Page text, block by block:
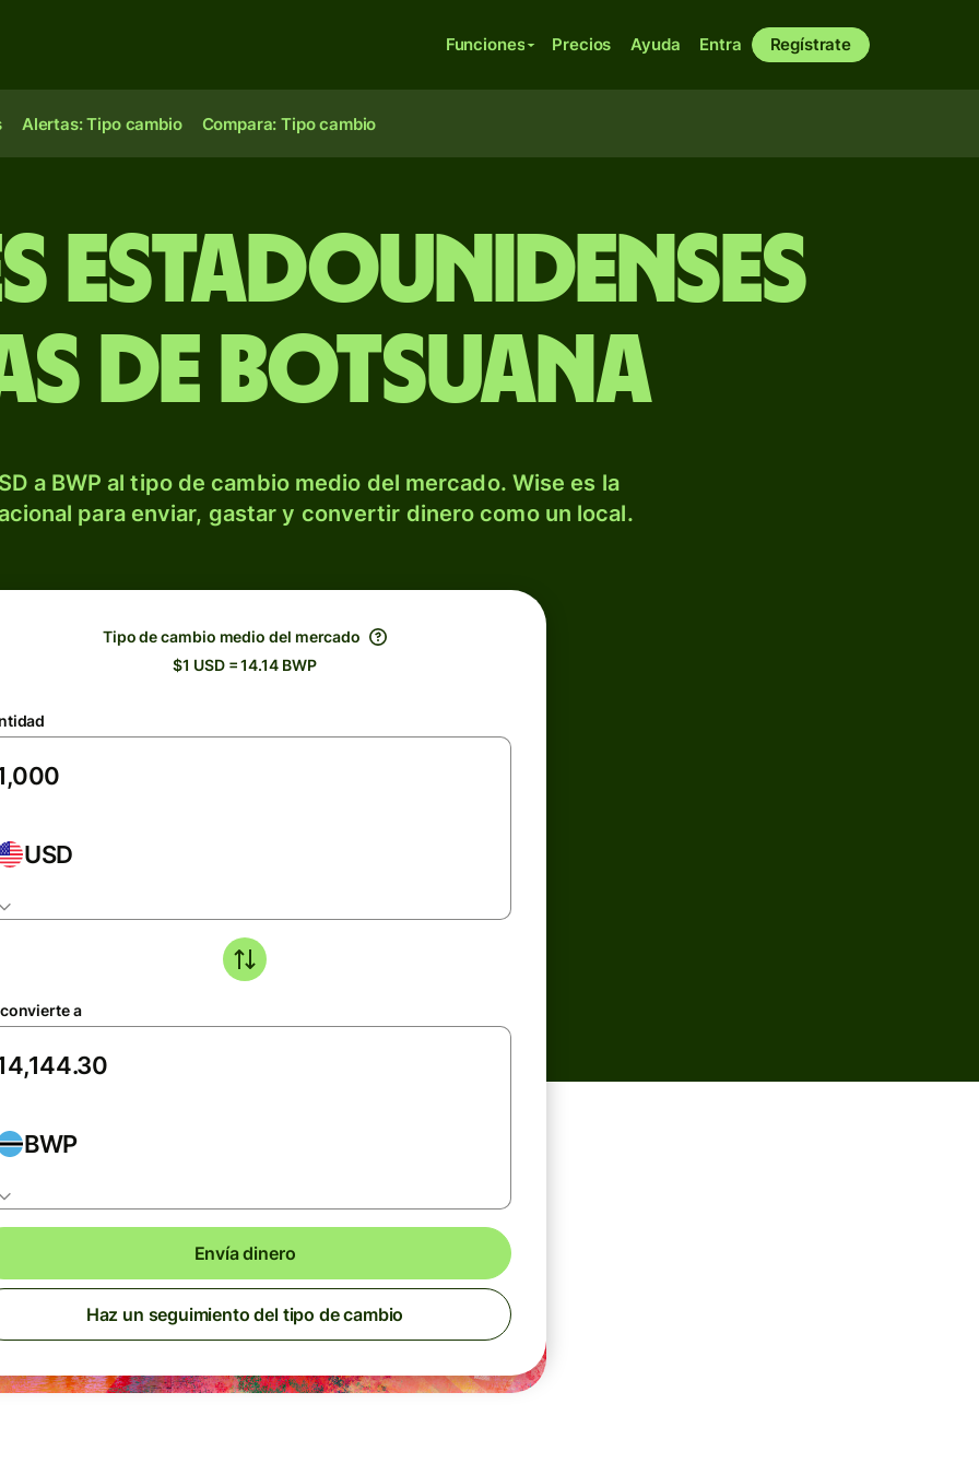
Funciones Precios Ayuda Entra Regístrate
Alertas: Tipo cambio Compara: Tipo cambio
estadounidenses
de Botsuana
a BWP al tipo de cambio medio del mercado. Wise es la
para enviar, gastar y convertir dinero como un local.
Tipo de cambio medio del mercado
$1 USD = 14.14 BWP
USD
a
BWP
Envía dinero
Haz un seguimiento del tipo de cambio